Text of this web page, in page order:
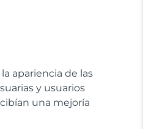
apariencia de las
y usuarios
una mejoría